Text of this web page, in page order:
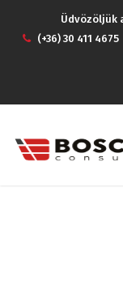
Üdvözöljük
(+36) 30 411 4675